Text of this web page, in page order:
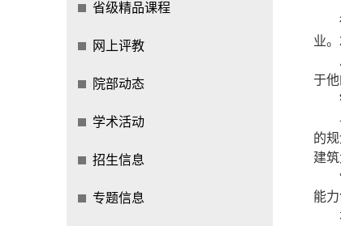
省级精品课程
网上评教
院部动态
学术活动
招生信息
专题信息
业
于
的
建筑
能